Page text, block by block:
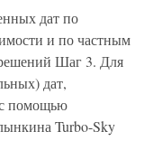
дат по
и по частным
Шаг 3. Для
дат,
помощью
Turbo-Sky